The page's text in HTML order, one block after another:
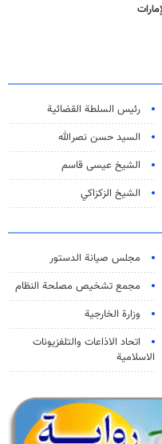
رئیس السلطة القضائیة
السيد حسن نصرالله
الشيخ عيسى قاسم
الشيخ الزكزاكي
مجلس صيانة الدستور
مجمع تشخيص مصلحة النظام
وزارة الخارجية
اتحاد الاذاعات والتلفزيونات
الاسلامية